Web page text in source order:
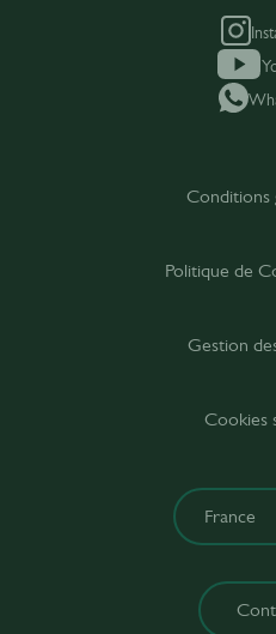
Conditions
Politique de
Gestion
Cookies